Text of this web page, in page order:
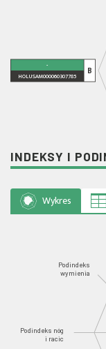
-
HOLUSAM000060307785
B
INDEKSY I
Wykres
Podindeks nóg
i racic
Podindeks
wymienia